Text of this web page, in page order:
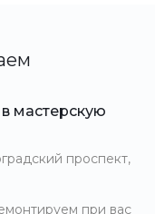
мастерскую
проспект,
при вас